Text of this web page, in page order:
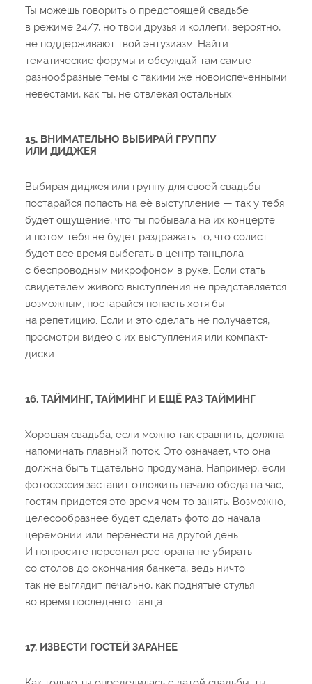
Ты можешь говорить о предстоящей свадьбе
в режиме 24/7, но твои друзья и коллеги, вероятно,
не поддерживают твой энтузиазм. Найти
тематические форумы и обсуждай там самые
разнообразные темы с такими же новоиспеченными
невестами, как ты, не отвлекая остальных.
15. ВНИМАТЕЛЬНО ВЫБИРАЙ ГРУППУ
ИЛИ ДИДЖЕЯ
Выбирая диджея или группу для своей свадьбы
постарайся попасть на её выступление — так у тебя
будет ощущение, что ты побывала на их концерте
и потом тебя не будет раздражать то, что солист
будет все время выбегать в центр танцпола
с беспроводным микрофоном в руке. Если стать
свидетелем живого выступления не представляется
возможным, постарайся попасть хотя бы
на репетицию. Если и это сделать не получается,
просмотри видео с их выступления или компакт-
диски.
16. ТАЙМИНГ, ТАЙМИНГ И ЕЩЁ РАЗ ТАЙМИНГ
Хорошая свадьба, если можно так сравнить, должна
напоминать плавный поток. Это означает, что она
должна быть тщательно продумана. Например, если
фотосессия заставит отложить начало обеда на час,
гостям придется это время чем-то занять. Возможно,
целесообразнее будет сделать фото до начала
церемонии или перенести на другой день.
И попросите персонал ресторана не убирать
со столов до окончания банкета, ведь ничто
так не выглядит печально, как поднятые стулья
во время последнего танца.
17. ИЗВЕСТИ ГОСТЕЙ ЗАРАНЕЕ